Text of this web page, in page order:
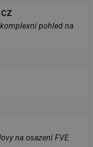
pohled na
na osazení FVE